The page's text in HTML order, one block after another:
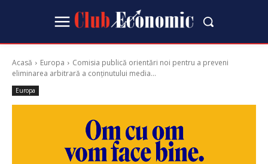
Acasă Europa
Comisia publică orientări noi pentru a preveni
eliminarea arbitrară a conținutului media...
Europa